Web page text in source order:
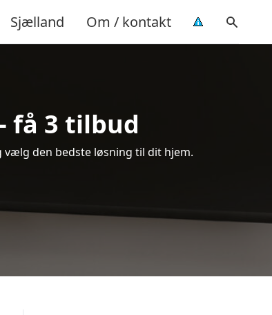
Sjælland Om / kontakt
få 3 tilbud
den bedste løsning til dit hjem.